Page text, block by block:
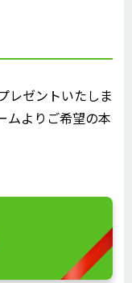
レゼントいたしま
ムよりご希望の本